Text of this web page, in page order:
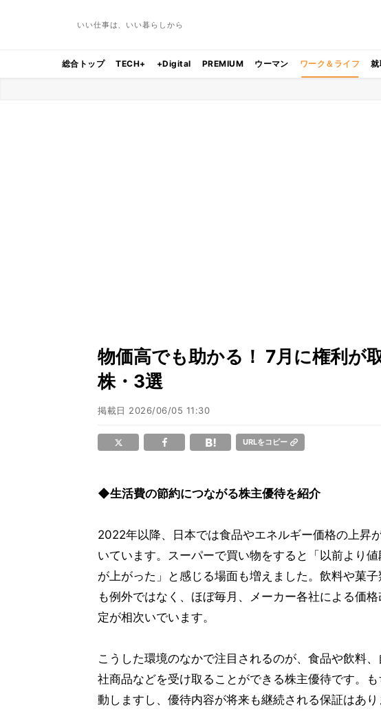
いい仕事は、いい暮らしから
総合トップ TECH+ +Digital PREMIUM ウーマン ワーク＆ライフ
物価高でも助かる！ 7月に権利が
株・3選
掲載日 2026/06/05 11:30
URLをコピー
◆生活費の節約につながる株主優待を紹介
2022年以降、日本では食品やエネルギー価格の上昇
いています。スーパーで買い物をすると「以前より値
が上がった」と感じる場面も増えました。飲料や菓子
も例外ではなく、ほぼ毎月、メーカー各社による価格
定が相次いでいます。
こうした環境のなかで注目されるのが、食品や飲料、
社商品などを受け取ることができる株主優待です。
動しますし、優待内容が将来も継続される保証はあ